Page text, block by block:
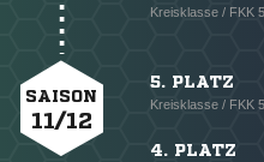
Kreisklasse / FKK
SAISON
11/12
5. PLATZ
Kreisklasse / FKK
4. PLATZ